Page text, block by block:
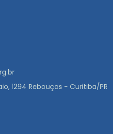
1294 Rebouças - Curitiba/PR